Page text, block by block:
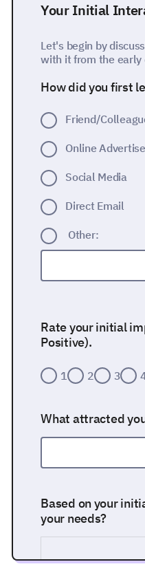
Your Initial
Let's begin by
with it from the early
How did you first
Friend/
Online
Social Media
Direct Email
Other:
Rate your initial
Positive).
1 2 3
What attracted
Based on your
your needs?